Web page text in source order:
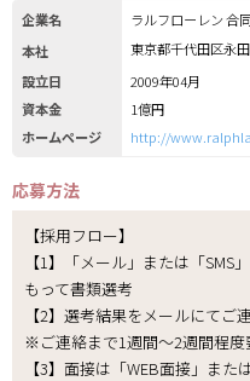
企業名
ラルフローレン 合
本社
東京都千代田区永
設立日
2009年04月
資本金
1億円
ホームページ
http://
応募方法
【採用フロー】
【1】「メール」または「
もって書類選考
【2】選考結果をメールにてご
※ご連絡まで1週間～2週間程度
【3】面接は「WEB面接」また